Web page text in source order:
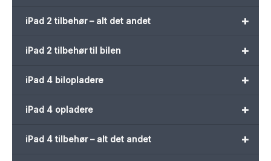
+
iPad 2 tilbehør – alt det andet
+
iPad 2 tilbehør til bilen
+
iPad 4 bilopladere
+
iPad 4 opladere
+
iPad 4 tilbehør – alt det andet